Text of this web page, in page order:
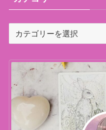
リ